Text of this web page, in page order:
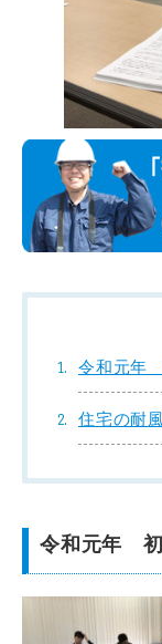
令和元年
住宅の耐
令和元年 初